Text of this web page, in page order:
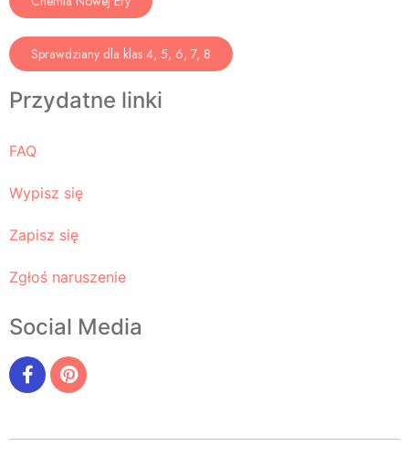
Sprawdziany dla klas 4, 5, 6, 7, 8
Przydatne linki
FAQ
Wypisz się
Zapisz się
Zgłoś naruszenie
Social Media